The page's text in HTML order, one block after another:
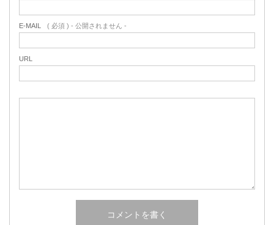
E-MAIL ( 必須 ) - 公開されません -
URL